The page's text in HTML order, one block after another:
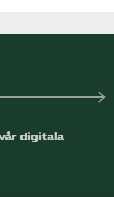
digitala